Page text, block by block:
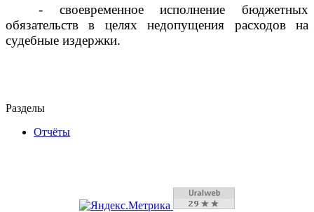
- своевременное исполнение бюджетных
обязательств в целях недопущения расходов на
судебные издержки.
Разделы
Отчёты